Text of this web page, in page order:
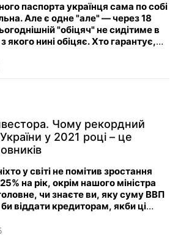
паспорта українця сама по собі
Але є одне "але" — через 18
"обіцяч" не сидітиме в
якого нині обіцяє. Хто гарантує,
Чому рекордний
у 2021 році – це
у світі не помітив зростання
на рік, окрім нашого міністра
чи знаєте ви, яку суму ВВП
віддати кредиторам, якби ці